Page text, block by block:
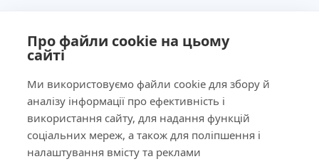
Про файли cookie на цьому
сайті
Ми використовуємо файли cookie для збору й
аналізу інформації про ефективність і
використання сайту, для надання функцій
соціальних мереж, а також для поліпшення і
налаштування вмісту та реклами
Ліцензія МОЗ України №603260 від 23.09.2011